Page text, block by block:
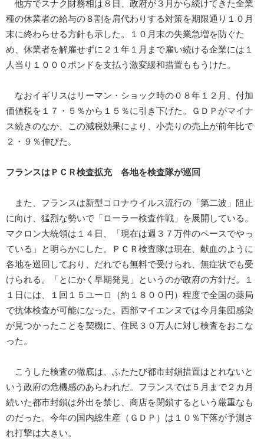
他方でスナク財務相は８日、政府が３月から続けてきた全業
種の休業者の給与の８割を肩代わりする対策を期限通り１０月
末に終わらせる方針も示した。１０月末の失業急増を防ぐた
め、休業者を解雇せずに２１年１月まで雇い続ける企業には１
人当り１０００ポンドを支払う激変緩和措置ももうけた。
なおイギリスはリーマン・ショック時の０８年１２月、付加
価値税を１７・５％から１５％に引き下げた。ＧＤＰがマイナ
ス続きのなか、この減税効果により、小売りの売上が前年比で
２・９％伸びた。
フランスはＰＣＲ検査拡充 各地を検査隊が巡回
また、フランスは新型コロナウイルス流行の「第二波」阻止
に向け、猛烈な勢いで「ローラー検査作戦」を展開している。
マクロン大統領は１４日、「現在は週３７万件のペースでやっ
ている」と明らかにした。ＰＣＲ検査隊は現在、献血のように
各地を巡回しており、だれでも無料で受けられ、無症状でも受
けられる。「とにかく早期発見」というのが政府の方針だ。１
１日には、１回１５ユーロ（約１８００円）程度で全国の薬局
で抗体検査が可能になった。西部マイエンヌでは今月集団感染
が見つかったことを契機に、住民３０万人に対し検査をおこな
った。
こうした検査の徹底は、ふたたび都市封鎖措置はとれないと
いう政府の危機感のあらわれだ。フランスでは５月まで２カ月
続いた都市封鎖は外出を禁じ、商店を閉鎖するという厳重なも
のだった。今年の国内総生産（ＧＤＰ）は１０％下落が予測さ
れ打撃は大きい。